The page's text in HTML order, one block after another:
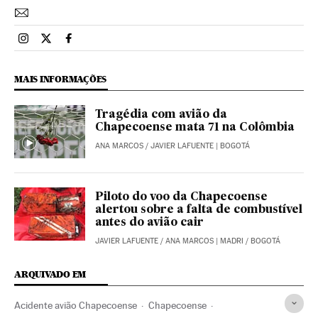
Esportes El País Brasil en Instagram
Esportes El País Brasil en Twitter
Esportes El País Brasil en Facebook
MAIS INFORMAÇÕES
Tragédia com avião da
Chapecoense mata 71 na Colômbia
ANA MARCOS / JAVIER LAFUENTE | BOGOTÁ
Piloto do voo da Chapecoense
alertou sobre a falta de combustível
antes do avião cair
JAVIER LAFUENTE / ANA MARCOS | MADRI / BOGOTÁ
ARQUIVADO EM
Acidente avião Chapecoense Chapecoense